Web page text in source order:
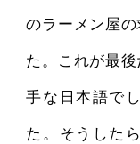
のラーメン屋
た。これが最
手な日本語で
た。そうした